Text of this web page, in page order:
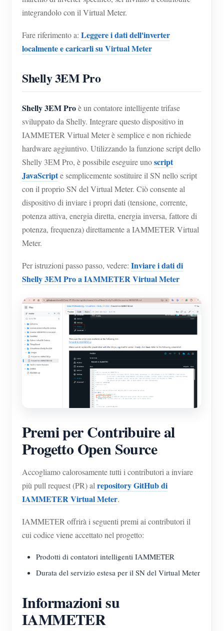
integrandolo con il Virtual Meter.
Fare riferimento a: Leggere i dati dell'inverter
localmente e caricarli su Virtual Meter
Shelly 3EM Pro
Shelly 3EM Proè un contatore intelligente trifase
sviluppato da Shelly. Integrare questo dispositivo in
IAMMETER Virtual Meter è semplice e non richiede
hardware aggiuntivo. Utilizzando la funzione script dello
Shelly 3EM Pro, è possibile eseguire unoscript
JavaScripte semplicemente sostituire il SN nello script
con il proprio SN del Virtual Meter. Ciò consente al
dispositivo di inviare i propri dati (tensione, corrente,
potenza attiva, energia diretta, energia inversa, fattore di
potenza, frequenza) direttamente a IAMMETER Virtual
Meter.
Per istruzioni passo passo, vedere: Inviare i dati di
Shelly 3EM Pro a IAMMETER Virtual Meter
Premi per Contribuire al
Progetto Open Source
Accogliamo calorosamente tutti i contributori a inviare
più pull request (PR) alrepository GitHub di
IAMMETER Virtual Meter.
IAMMETER offrirà i seguenti premi ai contributori il
cui codice viene accettato nel progetto:
Prodotti di contatori intelligenti IAMMETER
Durata del servizio estesa per il SN del Virtual Meter
Informazioni su
IAMMETER